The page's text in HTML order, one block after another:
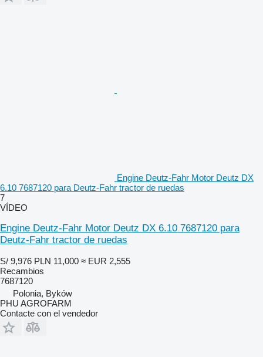
Engine Deutz-Fahr Motor Deutz DX
6.10 7687120 para Deutz-Fahr tractor de ruedas
7
VÍDEO
Engine Deutz-Fahr Motor Deutz DX 6.10 7687120 para
Deutz-Fahr tractor de ruedas
S/ 9,976 PLN 11,000 ≈ EUR 2,555
Recambios
7687120
Polonia, Byków
PHU AGROFARM
Contacte con el vendedor